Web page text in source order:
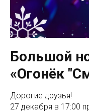
Большой
«Огонёк
Дорогие друзья!
27 декабря в 17:00